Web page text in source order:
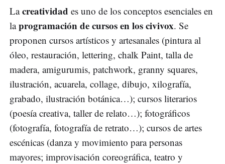
Lacreatividad es uno de los conceptos esenciales en
laprogramación de cursos en los civivox. Se
proponen cursos artísticos y artesanales (pintura al
óleo, restauración, lettering, chalk Paint, talla de
madera, amigurumis, patchwork, granny squares,
ilustración, acuarela, collage, dibujo, xilografía,
grabado, ilustración botánica…); cursos literarios
(poesía creativa, taller de relato…); fotográficos
(fotografía, fotografía de retrato…); cursos de artes
escénicas (danza y movimiento para personas
mayores; improvisación coreográfica, teatro y